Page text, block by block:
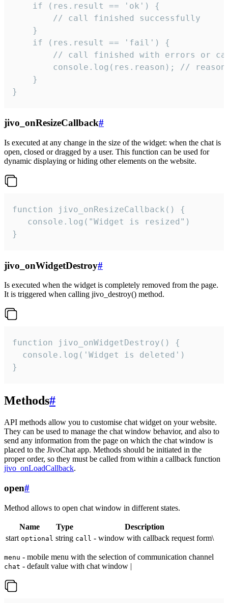
    if (res.result == 'ok') {
        // call finished successfully
    }
    if (res.result == 'fail') {
// call finished with errors or
console.log(res.reason); //
    }
}
jivo_onResizeCallback#
Is executed at any change in the size of the widget: when the chat is
open, closed or dragged by a user. This function can be used for
dynamic displaying or hiding other elements on the website.
function jivo_onResizeCallback() {
   console.log("Widget is resized")
}
jivo_onWidgetDestroy#
Is executed when the widget is completely removed from the page.
It is triggered when calling jivo_destroy() method.
function jivo_onWidgetDestroy() {
  console.log('Widget is deleted')
}
Methods#
API methods allow you to customise chat widget on your website.
They can be used to manage the chat window behavior, and also to
send any information from the page on which the chat window is
placed to the JivoChat app. Methods should be initiated in the
proper order, so they must be called from within a callback function
jivo_onLoadCallback.
open#
Method allows to open chat window in different states.
Name Type
Description
start optional string call - window with callback request form\
menu - mobile menu with the selection of communication channel
chat - default value with chat window |